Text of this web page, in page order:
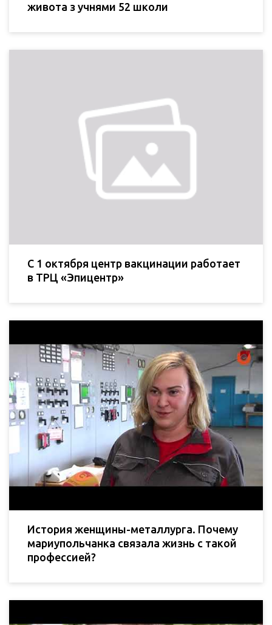
живота з учнями 52 школи
С 1 октября центр вакцинации работает
в ТРЦ «Эпицентр»
История женщины-металлурга. Почему
мариупольчанка связала жизнь с такой
профессией?